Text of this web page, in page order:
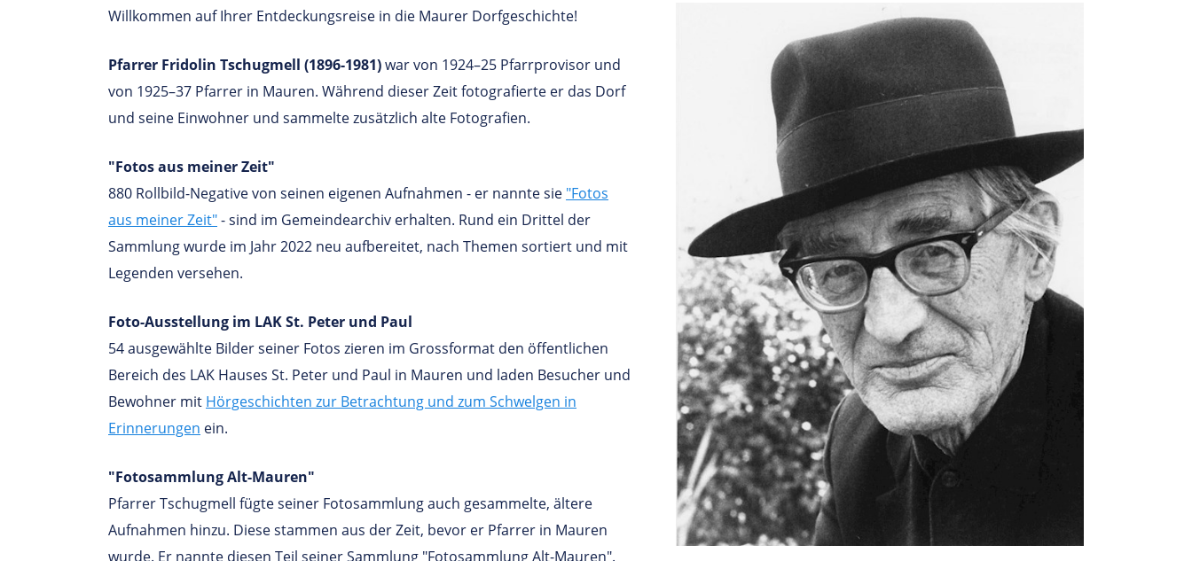
Willkommen auf Ihrer Entdeckungsreise in die Maurer Dorfgeschichte!
Pfarrer Fridolin Tschugmell (1896-1981)war von 1924–25 Pfarrprovisor und
von 1925–37 Pfarrer in Mauren. Während dieser Zeit fotografierte er das Dorf
und seine Einwohner und sammelte zusätzlich alte Fotografien.
"Fotos aus meiner Zeit"
880 Rollbild-Negative von seinen eigenen Aufnahmen - er nannte sie "Fotos
aus meiner Zeit"- sind im Gemeindearchiv erhalten. Rund ein Drittel der
Sammlung wurde im Jahr 2022 neu aufbereitet, nach Themen sortiert und mit
Legenden versehen.
Foto-Ausstellung im LAK St. Peter und Paul
54 ausgewählte Bilder seiner Fotos zieren im Grossformat den öffentlichen
Bereich des LAK Hauses St. Peter und Paul in Mauren und laden Besucher und
Bewohner mit Hörgeschichten zur Betrachtung und zum Schwelgen in
Erinnerungen ein.
"Fotosammlung Alt-Mauren"
Pfarrer Tschugmell fügte seiner Fotosammlung auch gesammelte, ältere
Aufnahmen hinzu. Diese stammen aus der Zeit, bevor er Pfarrer in Mauren
wurde. Er nannte diesen Teil seiner Sammlung "Fotosammlung Alt-Mauren".